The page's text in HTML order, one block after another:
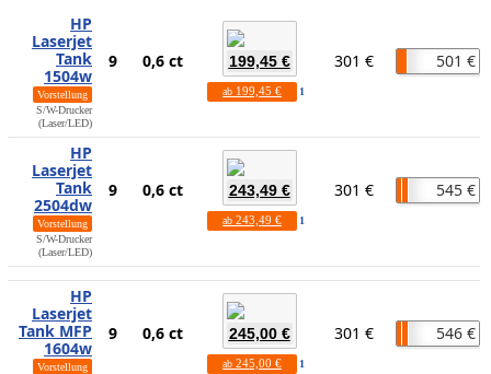
HP
Laserjet
Tank
1504w
Vorstellung
S/W-Drucker
(Laser/LED)
9 0,6 ct 199,45 €
ab 199,45 € 1
301 € 501 €
HP
Laserjet
Tank
2504dw
Vorstellung
S/W-Drucker
(Laser/LED)
9 0,6 ct 243,49 €
ab 243,49 € 1
301 € 545 €
HP
Laserjet
Tank MFP
1604w
Vorstellung
9 0,6 ct 245,00 €
ab 245,00 € 1
301 € 546 €